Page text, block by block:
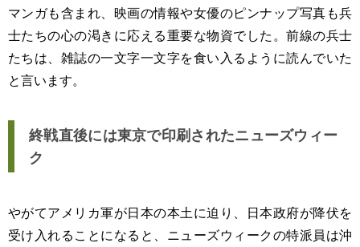
マンガも含まれ、映画の情報や女優のピンナップ写真も兵
士たちの心の渇きに応える重要な物資でした。前線の兵士
たちは、雑誌の一文字一文字を食い入るように読んでいた
と言います。
終戦直後には東京で印刷されたニューズウィー
ク
やがてアメリカ軍が日本の本土に迫り、日本政府が降伏を
受け入れることになると、ニューズウィークの特派員は沖